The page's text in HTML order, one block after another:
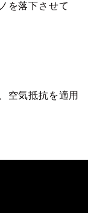
を落下させて
空気抵抗を適用